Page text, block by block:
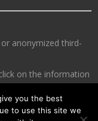
anonymized third-
on the information
you the best
to use this site we